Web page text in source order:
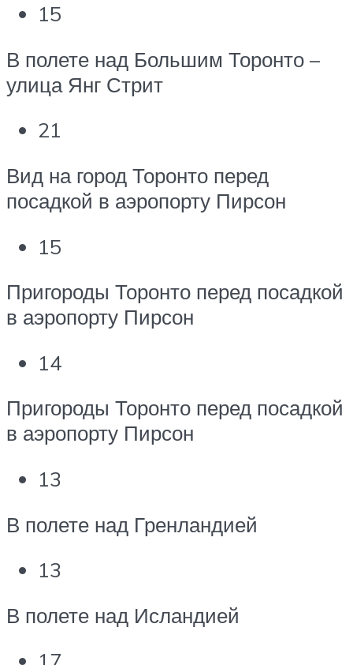
15
В полете над Большим Торонто –
улица Янг Стрит
21
Вид на город Торонто перед
посадкой в аэропорту Пирсон
15
Пригороды Торонто перед посадкой
в аэропорту Пирсон
14
Пригороды Торонто перед посадкой
в аэропорту Пирсон
13
В полете над Гренландией
13
В полете над Исландией